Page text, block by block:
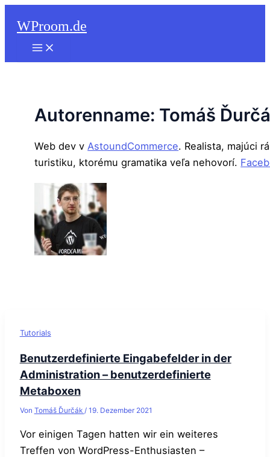
Inhalt
springen
WProom.de
Autorenname: Tomáš
Web dev v AstoundCommerce. Realista, majúci
turistiku, ktorému gramatika veľa nehovorí.
Tutorials
Benutzerdefinierte Eingabefelder in der
Administration – benutzerdefinierte
Metaboxen
Von Tomáš Ďurčák / 19. Dezember 2021
Vor einigen Tagen hatten wir ein weiteres
Treffen von WordPress-Enthusiasten –